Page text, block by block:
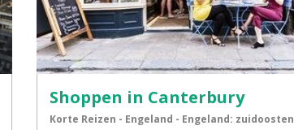
Shoppen in Canterbury
Korte Reizen - Engeland - Engeland: zuidoosten